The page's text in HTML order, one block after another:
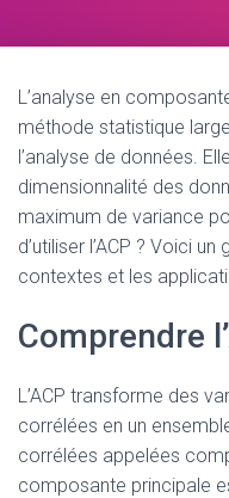
L’analyse en
méthode statistique
l’analyse de données.
dimensionnalité des
maximum de variance
d’utiliser l’ACP ? Voici
contextes et les
Comprendre
L’ACP transforme des
corrélées en un
corrélées appelées
composante principale